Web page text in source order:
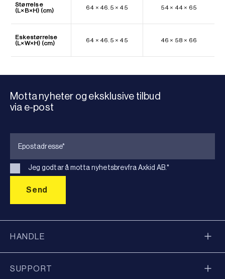
Størrelse
(L×B×H) (cm)
64 × 46.5 × 45 54 × 44 × 65
Eskestørrelse
(L×W×H) (cm)
64 × 46.5 × 45 46 × 58 × 66
Motta nyheter og eksklusive tilbud
via e-post
Jeg godtar å motta nyhetsbrevfra Axkid AB.*
HANDLE
SUPPORT